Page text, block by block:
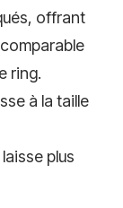
offrant
ring.
à la taille
plus